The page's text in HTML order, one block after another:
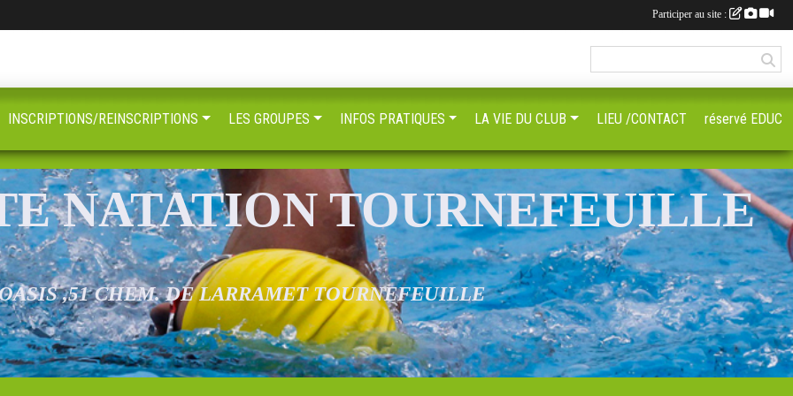
NATATION TOURNEFEUILLE
,51 CHEM. DE LARRAMET TOURNEFEUILLE
INSCRIPTIONS/REINSCRIPTIONS LES GROUPES INFOS PRATIQUES LA VIE DU CLUB LIEU /CONTACT réservé EDUC
Participer au site :